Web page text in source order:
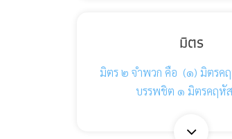
มิตร
มิตร ๒ จำพวก คือ (๑) มิตรค
บรรพชิต ๑ มิตรคฤหั